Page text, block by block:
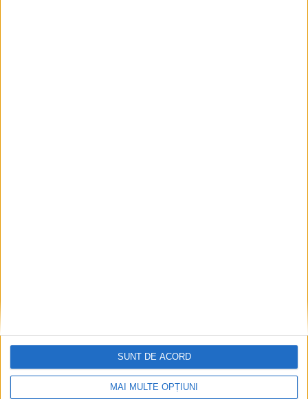
MAI MULTE OPȚIUNI
SUNT DE ACORD